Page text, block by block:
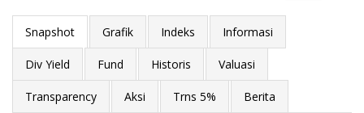
Snapshot Grafik Indeks Informasi
Div Yield Fund Historis Valuasi
Transparency Aksi Trns 5% Berita